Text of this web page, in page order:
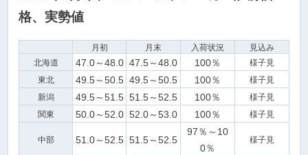
格、実勢値
月初 月末 入荷状況
見込み
北海道
47.0～48.0 47.5～48.0 100％
様子見
東北
49.5～50.5 49.5～50.5 100％
様子見
新潟
49.5～51.5 51.5～52.5 100％
様子見
関東
50.0～52.0 52.0～53.0 100％ 様子見
中部 51.0～52.5 51.5～52.5
97％～10
0％
様子見